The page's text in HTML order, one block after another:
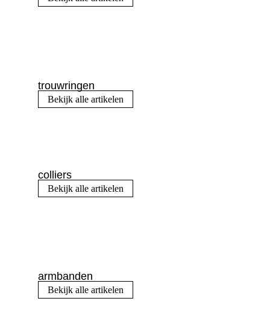
trouwringen
Bekijk alle artikelen
colliers
Bekijk alle artikelen
armbanden
Bekijk alle artikelen